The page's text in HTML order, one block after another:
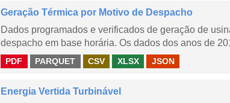
Geração Térmica por Motivo de Despacho
Dados programados e verificados de geração de
despacho em base horária. Os dados dos anos de
PDF PARQUET CSV XLSX JSON
Energia Vertida Turbinável